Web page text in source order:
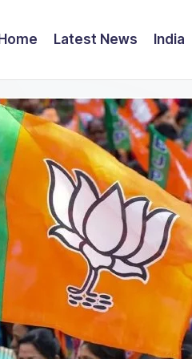
Latest News India